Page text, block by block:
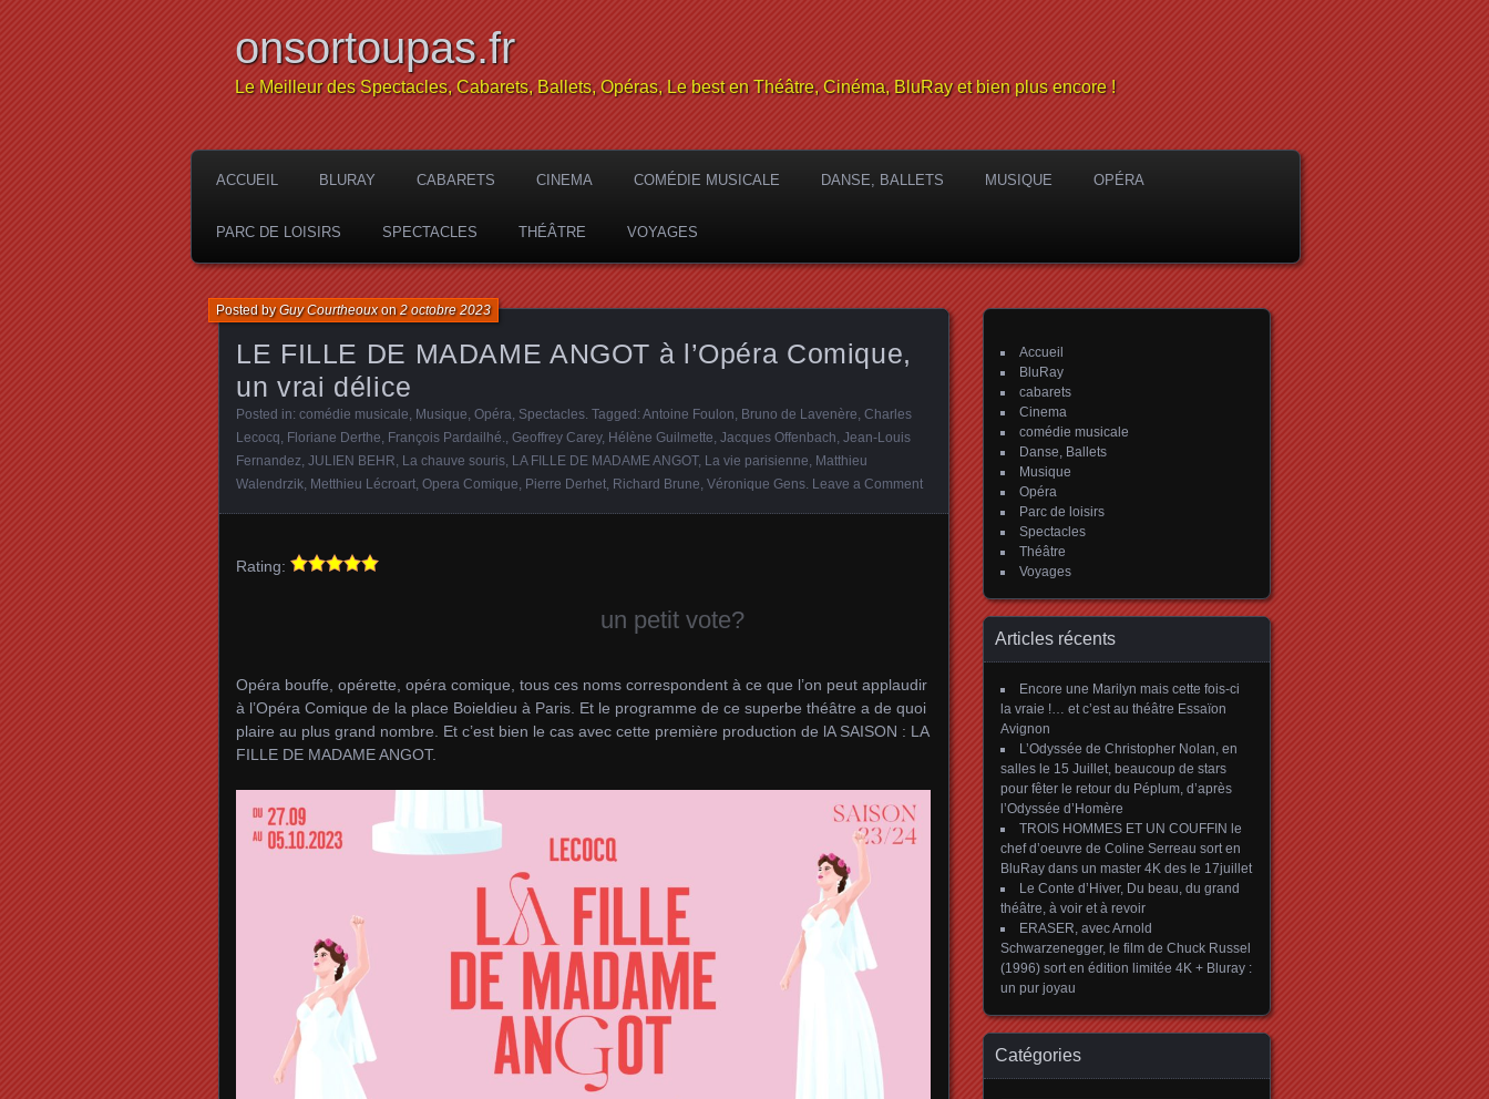
onsortoupas.fr
Le Meilleur des Spectacles, Cabarets, Ballets, Opéras, Le best en Théâtre, Cinéma, BluRay et bien plus encore !
ACCUEIL BLURAY CABARETS CINEMA COMÉDIE MUSICALE DANSE, BALLETS MUSIQUE OPÉRA
PARC DE LOISIRS SPECTACLES THÉÂTRE VOYAGES
LE FILLE DE MADAME ANGOT à l’Opéra Comique,
un vrai délice
Posted byGuy Courtheouxon2 octobre 2023
Posted in: comédie musicale, Musique, Opéra, Spectacles. Tagged: Antoine Foulon, Bruno de Lavenère, Charles
Lecocq, Floriane Derthe, François Pardailhé., Geoffrey Carey, Hélène Guilmette, Jacques Offenbach, Jean-Louis
Fernandez, JULIEN BEHR, La chauve souris, LA FILLE DE MADAME ANGOT, La vie parisienne, Matthieu
Walendrzik, Metthieu Lécroart, Opera Comique, Pierre Derhet, Richard Brune, Véronique Gens. Leave a Comment
Rating:
un petit vote?
Opéra bouffe, opérette, opéra comique, tous ces noms correspondent à ce que l’on peut applaudir
à l’Opéra Comique de la place Boieldieu à Paris. Et le programme de ce superbe théâtre a de quoi
plaire au plus grand nombre. Et c’est bien le cas avec cette première production de lA SAISON : LA
FILLE DE MADAME ANGOT.
Accueil
BluRay
cabarets
Cinema
comédie musicale
Danse, Ballets
Musique
Opéra
Parc de loisirs
Spectacles
Théâtre
Voyages
Articles récents
Encore une Marilyn mais cette fois-ci
la vraie !… et c’est au théâtre Essaïon
Avignon
L’Odyssée de Christopher Nolan, en
salles le 15 Juillet, beaucoup de stars
pour fêter le retour du Péplum, d’après
l’Odyssée d’Homère
TROIS HOMMES ET UN COUFFIN le
chef d’oeuvre de Coline Serreau sort en
BluRay dans un master 4K des le 17juillet
Le Conte d’Hiver, Du beau, du grand
théâtre, à voir et à revoir
ERASER, avec Arnold
Schwarzenegger, le film de Chuck Russel
(1996) sort en édition limitée 4K + Bluray :
un pur joyau
Catégories